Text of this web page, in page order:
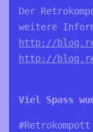
Der
http://
http://
Viel Spass